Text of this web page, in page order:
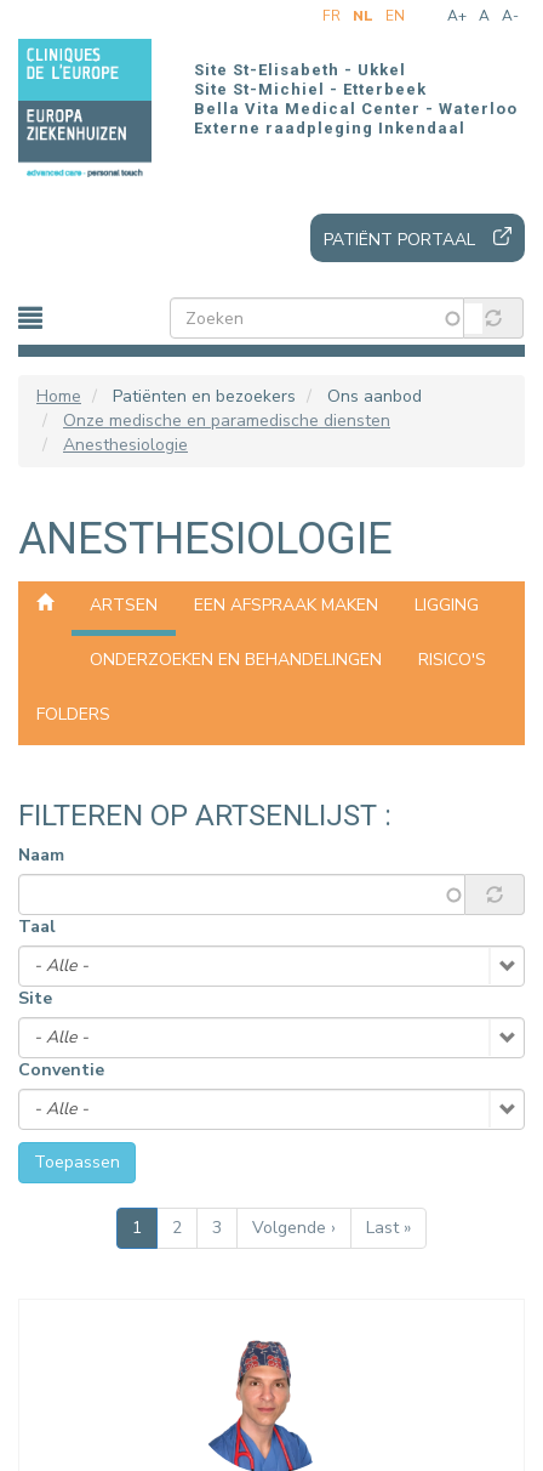
en
naar
inhoud
gaan
A+ A A-
FR NL EN
Site St-Elisabeth - Ukkel
Site St-Michiel - Etterbeek
Bella Vita Medical Center - Waterloo
Externe raadpleging Inkendaal
PATIËNT PORTAAL
Home Patiënten en bezoekers
Ons aanbod
Onze medische en paramedische diensten
Anesthesiologie
ANESTHESIOLOGIE
ARTSEN EEN AFSPRAAK MAKEN LIGGING
ONDERZOEKEN EN BEHANDELINGEN RISICO'S
FOLDERS
FILTEREN OP ARTSENLIJST :
Naam
Taal
Site
Conventie
Toepassen
PAGINERING
Huidige
pagina
1 Pagina
2 Pagina
3
Volgende
pagina
Volgende ›
Laatste
pagina
Last »